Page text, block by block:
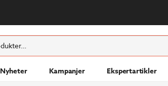
Nyheter Kampanjer Ekspertartikler